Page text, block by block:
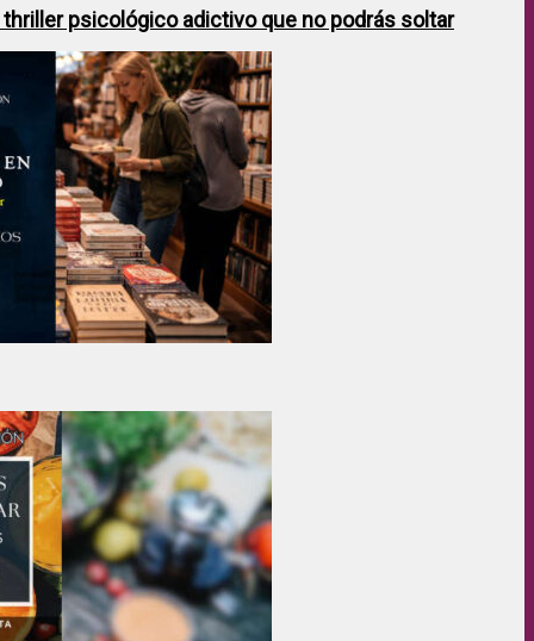
thriller psicológico adictivo que no podrás soltar